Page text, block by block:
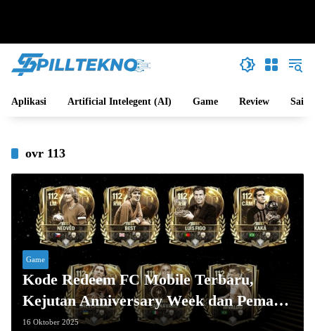
Aplikasi Artificial Intelegent (AI) Game Review Sains
ovr 113
Game
Kode Redeem FC Mobile Terbaru,
Kejutan Anniversary Week dan Pemain
Arsenal OVR 113 Menantimu!
16 Oktober 2025